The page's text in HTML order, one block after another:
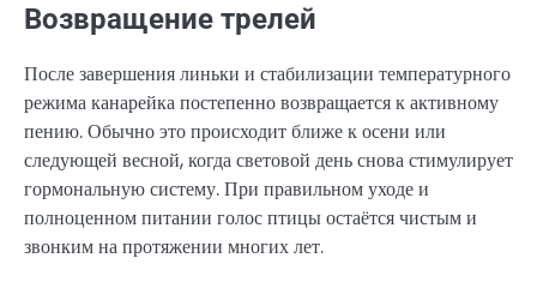
Возвращение трелей
После завершения линьки и стабилизации температурного
режима канарейка постепенно возвращается к активному
пению. Обычно это происходит ближе к осени или
следующей весной, когда световой день снова стимулирует
гормональную систему. При правильном уходе и
полноценном питании голос птицы остаётся чистым и
звонким на протяжении многих лет.